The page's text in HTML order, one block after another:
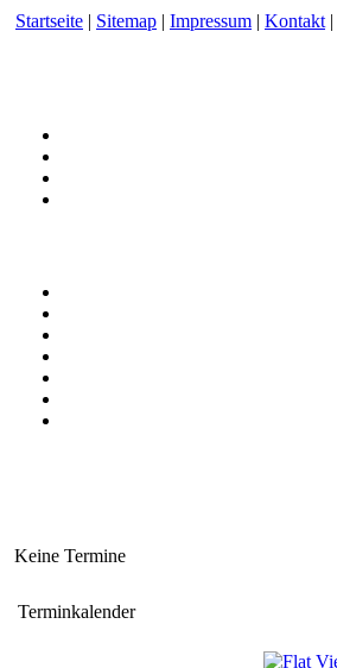
Startseite | Sitemap | Impressum | Kontakt |
Keine Termine
Terminkalender